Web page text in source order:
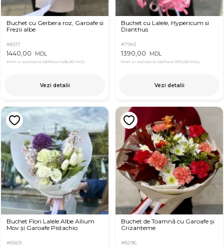
Buchet cu Gerbera roz, Garoafe si
Frezii albe
#8317
1440,00 MDL
Pret in aplicatia OkFlora 1435,00 MDL
Vezi detalii
Buchet cu Lalele, Hypericum si
Dianthus
#7943
1390,00 MDL
Pret in aplicatia OkFlora 1370,00 MDL
Vezi detalii
Buchet Flori Lalele Albe Allium
Mov și Garoafe Pistachio
#8569
Buchet de Toamnă cu Garoafe și
Crizanteme
#8296